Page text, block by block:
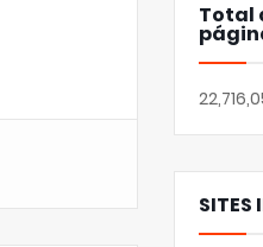
Total
SITES